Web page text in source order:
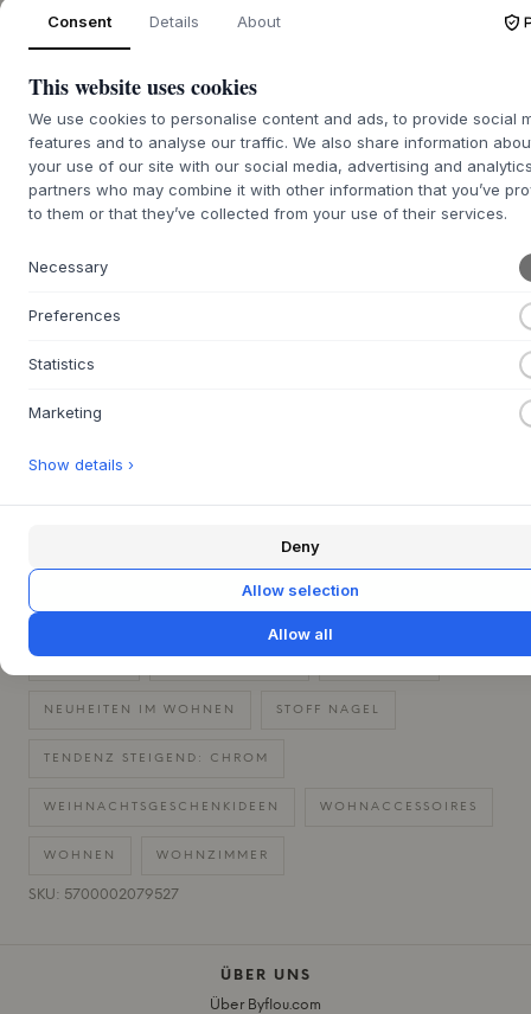
Arrangements bis hin zu extravaganten und künstlerischen
Formationen schaffen.
Material: Zinklegierung
H: 23 cm x Ø: 17 cm
DEKORATIVES ZUBEHÖR
GESCHENKE FÜR STUDENTEN
GESCHENKIDEEN FÜR SIE HOCHZEITSGESCHENKE
NEUHEITEN IM WOHNEN STOFF NAGEL
TENDENZ STEIGEND: CHROM
WEIHNACHTSGESCHENKIDEEN WOHNACCESSOIRES
WOHNEN WOHNZIMMER
SKU: 5700002079527
ÜBER UNS
Über Byflou.com
Consent Details About
This website uses cookies
We use cookies to personalise content and ads, to provide social
features and to analyse our traffic. We also share information
your use of our site with our social media, advertising and
partners who may combine it with other information that you’ve
to them or that they’ve collected from your use of their services.
Necessary
Preferences
Statistics
Marketing
Show details ›
Deny
Allow selection
Allow all